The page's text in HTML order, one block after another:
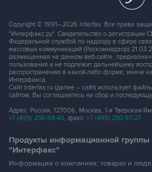
Copyright © 1991—2026 Interfax. Все права
"Интерфакс.ру". Свидетельство о
Федеральной службой по надзору в сфере
массовых коммуникаций (Роскомнадзор)
размещенная на данном веб-сайте,
пользования и не подлежит дальнейшему
распространению в какой-либо форме, иначе
Интерфакса.
Сайт Interfax.ru (далее – сайт) использует
сайтом, Вы соглашаетесь на сбор и
Адрес: Россия, 127006, Москва, 1-я Тверская-
+7 (499) 250-98-40, факс: +7 (499) 250-97-27
Продукты информационной группы
"Интерфакс"
Информация о компаниях, товарах и